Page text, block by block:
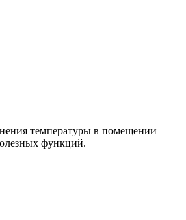
температуры в помещении
функций.